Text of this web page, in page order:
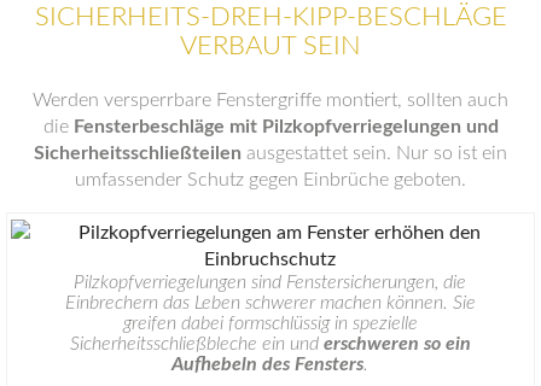
SICHERHEITS-DREH-KIPP-BESCHLÄGE
VERBAUT SEIN
Werden versperrbare Fenstergriffe montiert, sollten auch
die Fensterbeschläge mit Pilzkopfverriegelungen und
Sicherheitsschließteilen ausgestattet sein. Nur so ist ein
umfassender Schutz gegen Einbrüche geboten.
Pilzkopfverriegelungen sind Fenstersicherungen, die
Einbrechern das Leben schwerer machen können. Sie
greifen dabei formschlüssig in spezielle
Sicherheitsschließbleche ein und erschweren so ein
Aufhebeln des Fensters.